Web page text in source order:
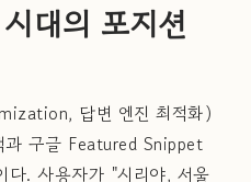
대의 포지션
답변 엔진 최적화)
과 구글 Featured Snippet
다. 사용자가 "시리야, 서울